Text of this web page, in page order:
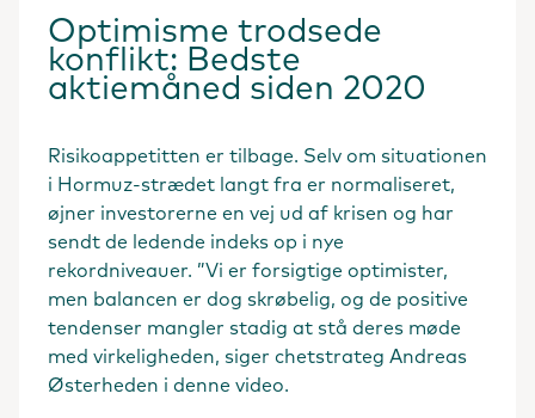
Optimisme trodsede
konflikt: Bedste
aktiemåned siden 2020
Risikoappetitten er tilbage. Selv om situationen
i Hormuz-strædet langt fra er normaliseret,
øjner investorerne en vej ud af krisen og har
sendt de ledende indeks op i nye
rekordniveauer. ”Vi er forsigtige optimister,
men balancen er dog skrøbelig, og de positive
tendenser mangler stadig at stå deres møde
med virkeligheden, siger chetstrateg Andreas
Østerheden i denne video.